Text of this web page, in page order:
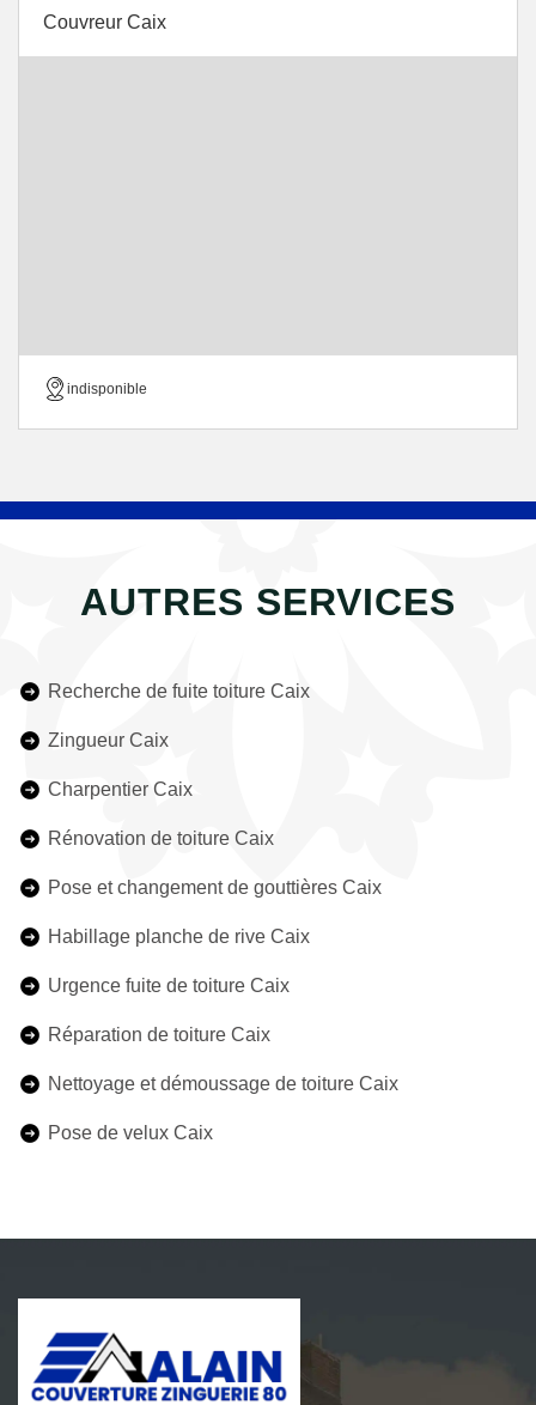
Couvreur Caix
indisponible
AUTRES SERVICES
Recherche de fuite toiture Caix
Zingueur Caix
Charpentier Caix
Rénovation de toiture Caix
Pose et changement de gouttières Caix
Habillage planche de rive Caix
Urgence fuite de toiture Caix
Réparation de toiture Caix
Nettoyage et démoussage de toiture Caix
Pose de velux Caix